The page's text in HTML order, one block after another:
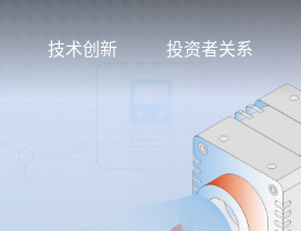
技术创新 投资者关系